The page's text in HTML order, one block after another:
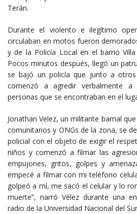
Terán.
Durante el violento e ilegítimo
circulaban en motos fueron
y de la Policía Local en el barrio
Pocos minutos después, llegó un
se bajó un policía que junto a
comenzó a agredir verbalmente
personas que se encontraban en el
Jonathan Velez, un militante barrial
comunitarios y ONGs de la zona, se
policial con el objeto de exigir el
niños y comenzó a filmar las
empujones, gritos, golpes y
empecé a filmar con mi teléfono
golpeó a mí, me sacó el celular y lo
muerte”, narró Vélez durante una
radio de la Universidad Nacional del